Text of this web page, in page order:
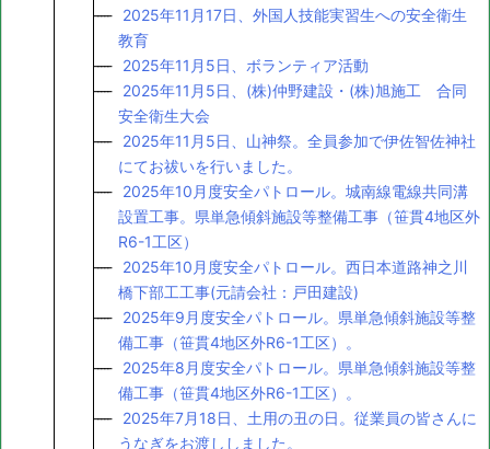
2025年11月17日、外国人技能実習生への安全衛生
教育
2025年11月5日、ボランティア活動
2025年11月5日、(株)仲野建設・(株)旭施工 合同
安全衛生大会
2025年11月5日、山神祭。全員参加で伊佐智佐神社
にてお祓いを行いました。
2025年10月度安全パトロール。城南線電線共同溝
設置工事。県単急傾斜施設等整備工事（笹貫4地区外
R6-1工区）
2025年10月度安全パトロール。西日本道路神之川
橋下部工工事(元請会社：戸田建設)
2025年9月度安全パトロール。県単急傾斜施設等整
備工事（笹貫4地区外R6-1工区）。
2025年8月度安全パトロール。県単急傾斜施設等整
備工事（笹貫4地区外R6-1工区）。
2025年7月18日、土用の丑の日。従業員の皆さんに
うなぎをお渡ししました。